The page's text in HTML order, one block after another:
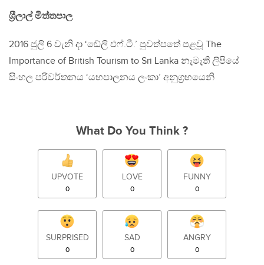
ශ‍්‍රීලාල් මිත්තපාල
2016 ජුලි 6 වැනි දා ‘ඬේලි එෆ්.ටී.’ පුවත්පතේ පළවූ The
Importance of British Tourism to Sri Lanka නැමැති ලිපියේ
සිංහල පරිවර්තනය ‘යහපාලනය ලංකා’ අනුග‍්‍රහයෙනි
What Do You Think ?
UPVOTE
0
LOVE
0
FUNNY
0
SURPRISED
0
SAD
0
ANGRY
0